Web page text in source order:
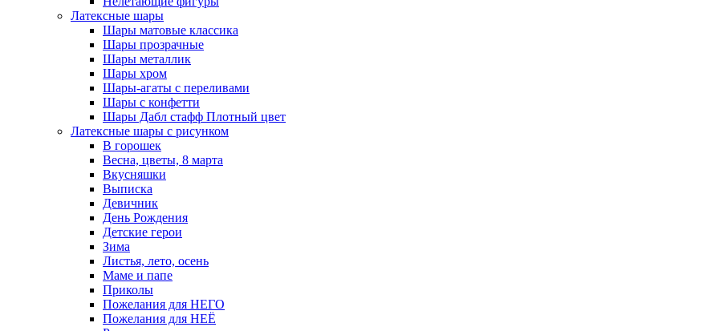
Латексные шары
Шары матовые классика
Шары прозрачные
Шары металлик
Шары хром
Шары-агаты с переливами
Шары с конфетти
Шары Дабл стафф Плотный цвет
Латексные шары с рисунком
В горошек
Весна, цветы, 8 марта
Вкусняшки
Выписка
Девичник
День Рождения
Детские герои
Зима
Листья, лето, осень
Маме и папе
Приколы
Пожелания для НЕГО
Пожелания для НЕЁ